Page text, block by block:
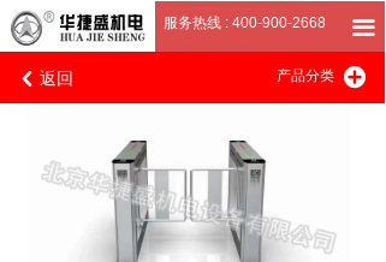
낒 返回 产品分类 끴
服务热线 : 400-900-2668 끀
首页
关于我们
客户案例